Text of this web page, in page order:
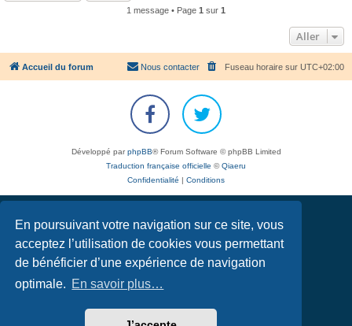
En poursuivant votre navigation sur ce site, vous
acceptez l’utilisation de cookies vous permettant
de bénéficier d’une expérience de navigation
optimale. En savoir plus…
1 message • Page 1 sur 1
Aller
Accueil du forum Fuseau horaire sur UTC+02:00
Nous contacter
Développé parphpBB® Forum Software © phpBB Limited
Traduction française officielle ©Qiaeru
Confidentialité | Conditions